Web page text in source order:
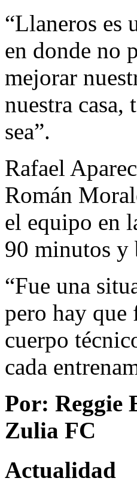
“Llaneros es
en donde no
mejorar
nuestra
sea”.
Rafael
Román
el equipo en
90 minutos y
“Fue una
pero hay que
cuerpo
cada
Por: Reggie
Zulia FC
Actualidad